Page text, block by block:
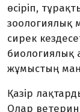
өсіріп,
зоологиялық
сирек
биологиялық
жұмыстың
Қазір
Олар